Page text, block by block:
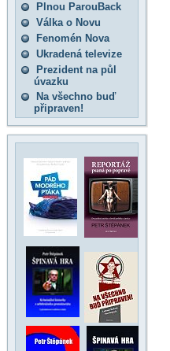
Plnou ParouBack
Válka o Novu
Fenomén Nova
Ukradená televize
Prezident na půl
úvazku
Na všechno buď
připraven!